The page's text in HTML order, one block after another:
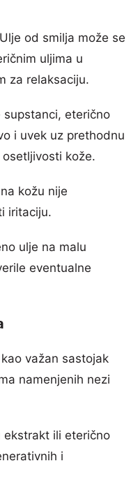
Ulje od smilja može se
uljima u
za relaksaciju.
eterično
i uvek uz prethodnu
kože.
kožu nije
iritaciju.
ulje na malu
eventualne
važan sastojak
namenjenih nezi
ekstrakt ili eterično
i